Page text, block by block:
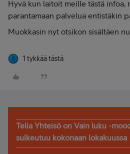
Hyvä kun laitoit meille tästä infoa,
parantamaan palvelua entistäkin
Muokkasin nyt otsikon sisältäen
1 tykkää tästä
Telia Yhteisö on Vain luku -
sulkeutuu kokonaan lokakuussa